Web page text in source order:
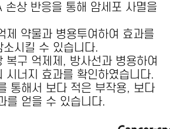
손상 반응을 통해 암세포 사멸을
제 약물과 병용투여하여 효과를
시킬 수 있습니다.
복구 억제제, 방사선과 병용하여
시너지 효과를 확인하였습니다.
통해서 보다 적은 부작용, 보다
를 얻을 수 있습니다.